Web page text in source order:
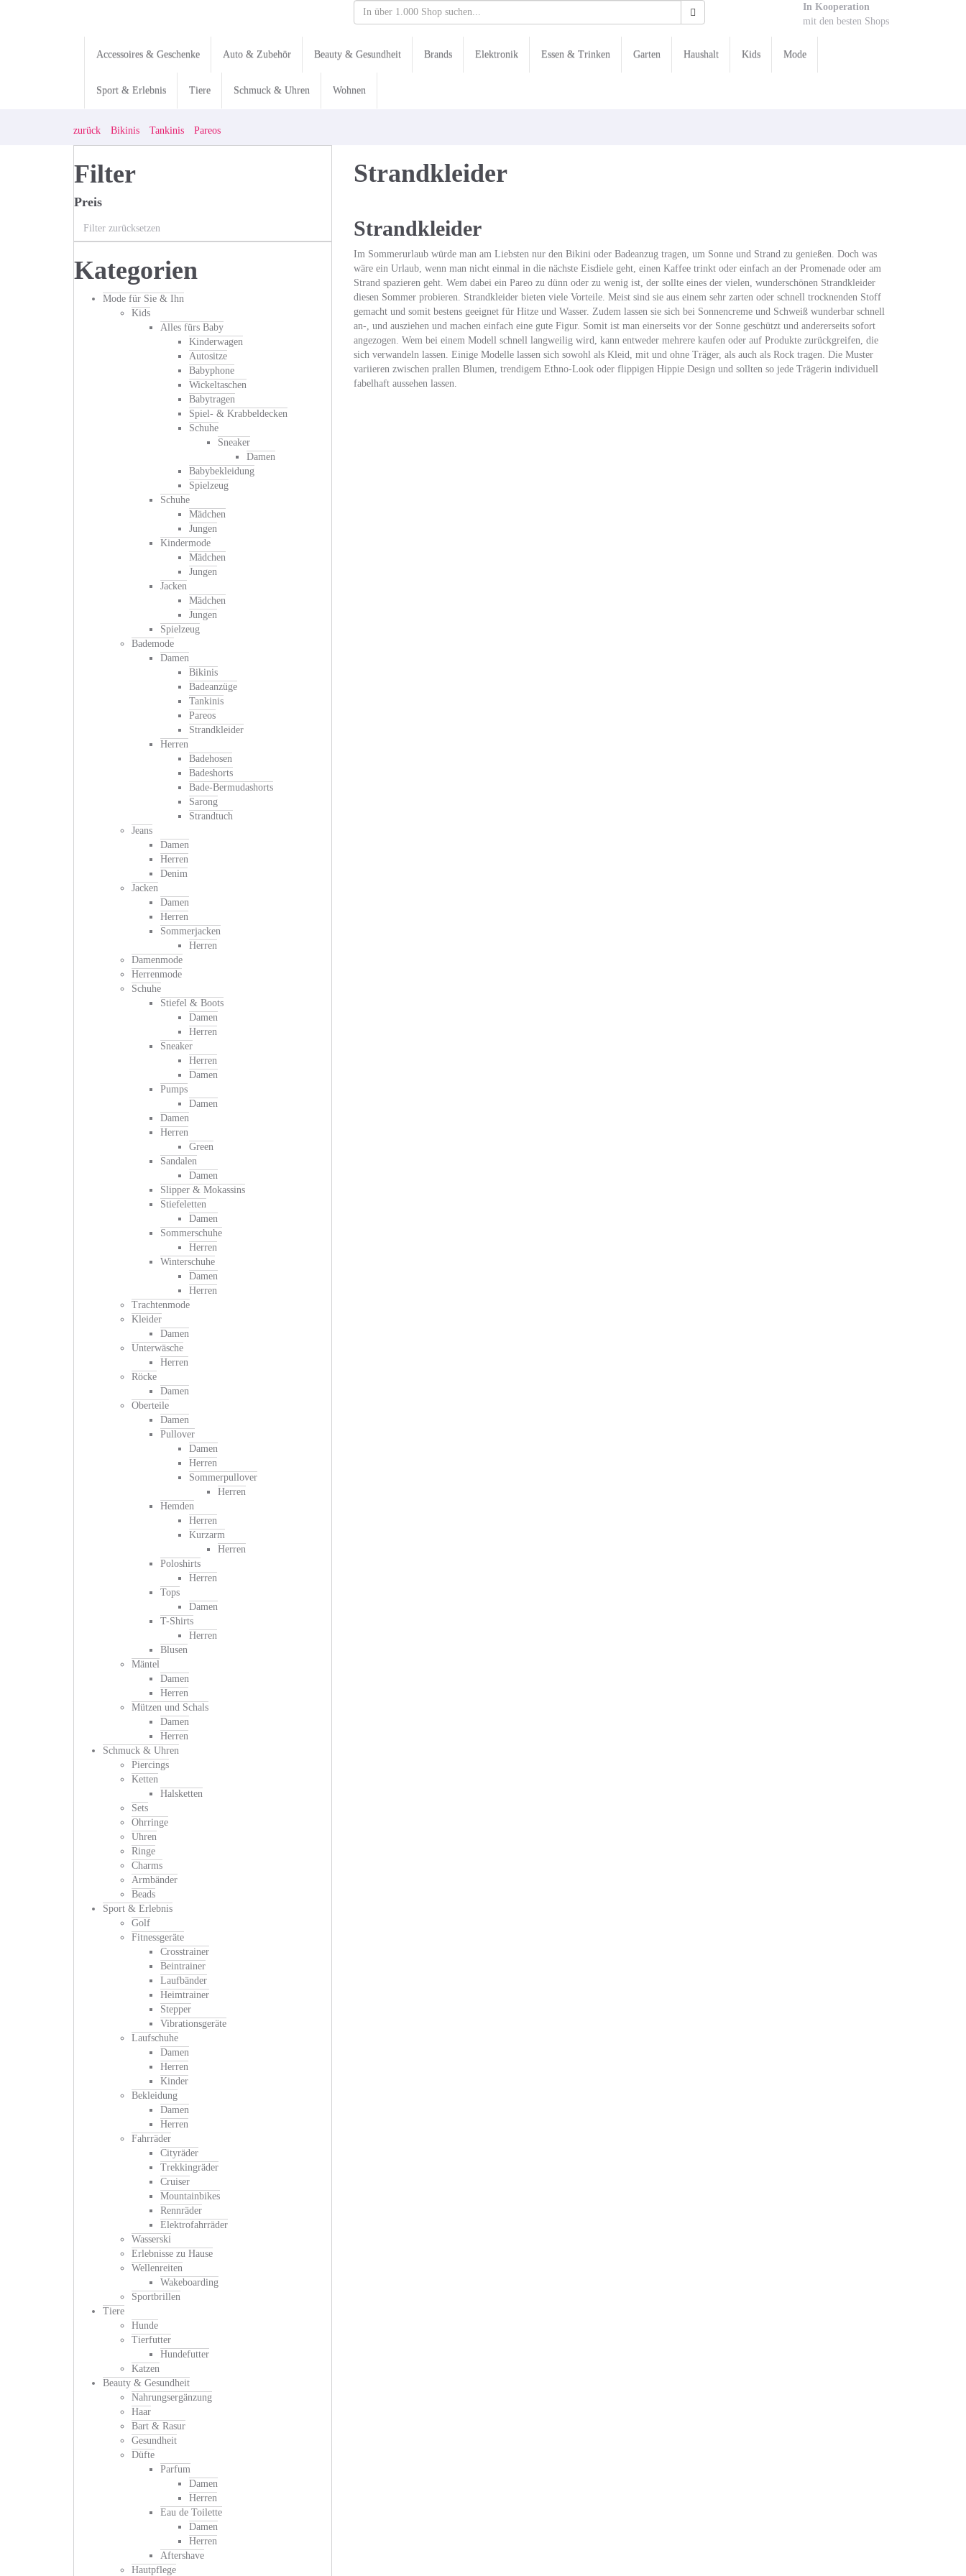
In Kooperation
mit den besten Shops
Accessoires & Geschenke Auto & Zubehör Beauty & Gesundheit Brands Elektronik Essen & Trinken Garten Haushalt Kids Mode
Sport & Erlebnis Tiere Schmuck & Uhren Wohnen
zurück Bikinis Tankinis Pareos
Strandkleider
Strandkleider
Im Sommerurlaub würde man am Liebsten nur den Bikini oder Badeanzug tragen, um Sonne und Strand zu genießen. Doch was
wäre ein Urlaub, wenn man nicht einmal in die nächste Eisdiele geht, einen Kaffee trinkt oder einfach an der Promenade oder am
Strand spazieren geht. Wem dabei ein Pareo zu dünn oder zu wenig ist, der sollte eines der vielen, wunderschönen Strandkleider
diesen Sommer probieren. Strandkleider bieten viele Vorteile. Meist sind sie aus einem sehr zarten oder schnell trocknenden Stoff
gemacht und somit bestens geeignet für Hitze und Wasser. Zudem lassen sie sich bei Sonnencreme und Schweiß wunderbar schnell
an-, und ausziehen und machen einfach eine gute Figur. Somit ist man einerseits vor der Sonne geschützt und andererseits sofort
angezogen. Wem bei einem Modell schnell langweilig wird, kann entweder mehrere kaufen oder auf Produkte zurückgreifen, die
sich verwandeln lassen. Einige Modelle lassen sich sowohl als Kleid, mit und ohne Träger, als auch als Rock tragen. Die Muster
variieren zwischen prallen Blumen, trendigem Ethno-Look oder flippigen Hippie Design und sollten so jede Trägerin individuell
fabelhaft aussehen lassen.
Filter
Preis
Filter zurücksetzen
Kategorien
Mode für Sie & Ihn
Kids
Alles fürs Baby
Kinderwagen
Autositze
Babyphone
Wickeltaschen
Babytragen
Spiel- & Krabbeldecken
Schuhe
Sneaker
Damen
Babybekleidung
Spielzeug
Schuhe
Mädchen
Jungen
Kindermode
Mädchen
Jungen
Jacken
Mädchen
Jungen
Spielzeug
Bademode
Damen
Bikinis
Badeanzüge
Tankinis
Pareos
Strandkleider
Herren
Badehosen
Badeshorts
Bade-Bermudashorts
Sarong
Strandtuch
Jeans
Damen
Herren
Denim
Jacken
Damen
Herren
Sommerjacken
Herren
Damenmode
Herrenmode
Schuhe
Stiefel & Boots
Damen
Herren
Sneaker
Herren
Damen
Pumps
Damen
Damen
Herren
Green
Sandalen
Damen
Slipper & Mokassins
Stiefeletten
Damen
Sommerschuhe
Herren
Winterschuhe
Damen
Herren
Trachtenmode
Kleider
Damen
Unterwäsche
Herren
Röcke
Damen
Oberteile
Damen
Pullover
Damen
Herren
Sommerpullover
Herren
Hemden
Herren
Kurzarm
Herren
Poloshirts
Herren
Tops
Damen
T-Shirts
Herren
Blusen
Mäntel
Damen
Herren
Mützen und Schals
Damen
Herren
Schmuck & Uhren
Piercings
Ketten
Halsketten
Sets
Ohrringe
Uhren
Ringe
Charms
Armbänder
Beads
Sport & Erlebnis
Golf
Fitnessgeräte
Crosstrainer
Beintrainer
Laufbänder
Heimtrainer
Stepper
Vibrationsgeräte
Laufschuhe
Damen
Herren
Kinder
Bekleidung
Damen
Herren
Fahrräder
Cityräder
Trekkingräder
Cruiser
Mountainbikes
Rennräder
Elektrofahrräder
Wasserski
Erlebnisse zu Hause
Wellenreiten
Wakeboarding
Sportbrillen
Tiere
Hunde
Tierfutter
Hundefutter
Katzen
Beauty & Gesundheit
Nahrungsergänzung
Haar
Bart & Rasur
Gesundheit
Düfte
Parfum
Damen
Herren
Eau de Toilette
Damen
Herren
Aftershave
Hautpflege